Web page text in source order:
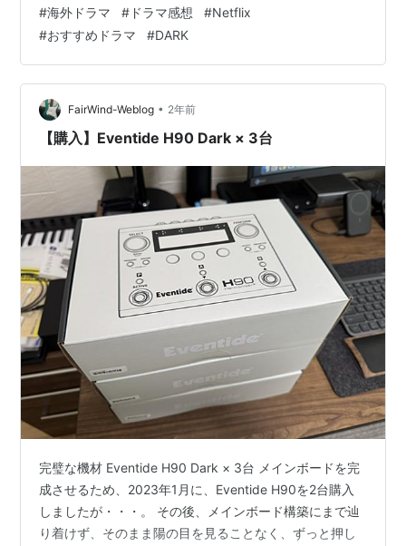
カズオ・イシグロさんの小説「わたしを離さないで」 2
回目が映画「2001年宇宙の旅」でした。
riquewhir97.hatenablog.com
riquewhir97.hatenablog.com 当初はシリーズ化して続け
る気満々でしたが、翌2022年に漫画家デビューし原稿に
追われ…
#海外ドラマ # ドラマ感想 #Netflix
#おすすめドラマ #DARK
FairWind-Weblog • 2年前
【購入】Eventide H90 Dark × 3台
完璧な機材 Eventide H90 Dark × 3台 メインボードを完
成させるため、2023年1月に、Eventide H90を2台購入
しましたが・・・。 その後、メインボード構築にまで辿
り着けず、そのまま陽の目を見ることなく、ずっと押し